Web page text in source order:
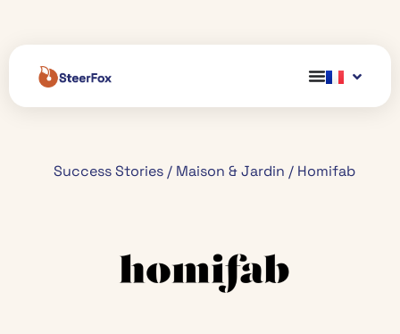
Success Stories / Maison & Jardin / Homifab